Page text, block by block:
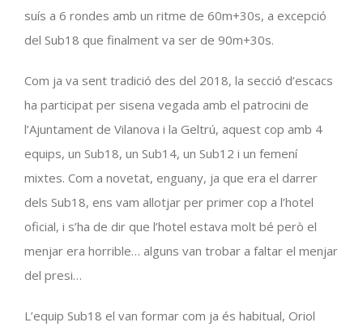
suís a 6 rondes amb un ritme de 60m+30s, a excepció
del Sub18 que finalment va ser de 90m+30s.
Com ja va sent tradició des del 2018, la secció d’escacs
ha participat per sisena vegada amb el patrocini de
l’Ajuntament de Vilanova i la Geltrú, aquest cop amb 4
equips, un Sub18, un Sub14, un Sub12 i un femení
mixtes. Com a novetat, enguany, ja que era el darrer
dels Sub18, ens vam allotjar per primer cop a l’hotel
oficial, i s’ha de dir que l’hotel estava molt bé però el
menjar era horrible… alguns van trobar a faltar el menjar
del presi…
L’equip Sub18 el van formar com ja és habitual, Oriol